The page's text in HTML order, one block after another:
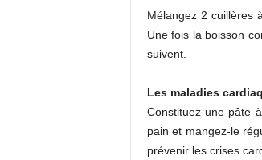
Mélangez 2 cuillères
Une fois la boisson
suivent.
Les maladies
Constituez une pâte
pain et mangez-le
prévenir les crises